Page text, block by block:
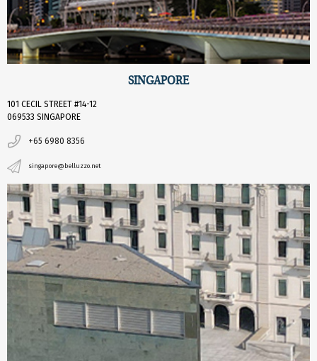
SINGAPORE
101 CECIL STREET #14-12
069533 SINGAPORE
+65 6980 8356
singapore@belluzzo.net